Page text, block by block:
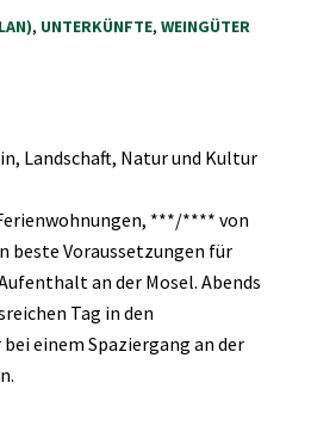
, UNTERKÜNFTE, WEINGÜTER
Landschaft, Natur und Kultur
***/**** von
beste Voraussetzungen für
an der Mosel. Abends
Tag in den
einem Spaziergang an der